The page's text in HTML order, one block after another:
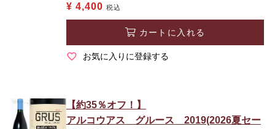
¥ 4,400 税込
カートに入れる
お気に入りに登録する
【約35％オフ！】
アルコウアス グルース 2019(2026夏セー